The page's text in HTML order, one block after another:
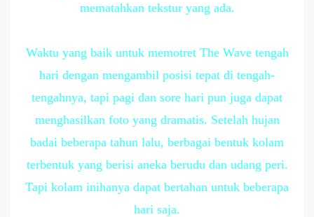
mematahkan tekstur yang ada.
Waktu yang baik untuk memotret The Wave tengah
hari dengan mengambil posisi tepat di tengah-
tengahnya, tapi pagi dan sore hari pun juga dapat
menghasilkan foto yang dramatis. Setelah hujan
badai beberapa tahun lalu, berbagai bentuk kolam
terbentuk yang berisi aneka berudu dan udang peri.
Tapi kolam inihanya dapat bertahan untuk beberapa
hari saja.